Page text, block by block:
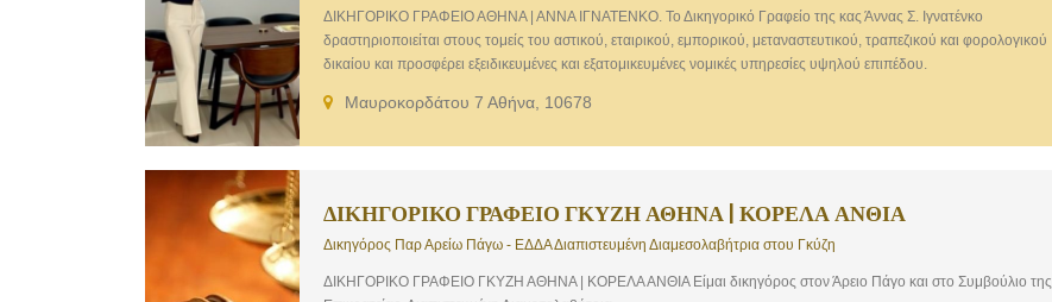
ΔΙΚΗΓΟΡΙΚΟ ΓΡΑΦΕΙΟ ΑΘΗΝΑ | ΑΝΝΑ ΙΓΝΑΤΕΝΚΟ. Το Δικηγορικό Γραφείο της κας Άννας Σ. Ιγνατένκο
δραστηριοποιείται στους τομείς του αστικού, εταιρικού, εμπορικού, μεταναστευτικού, τραπεζικού και φορολογικού
δικαίου και προσφέρει εξειδικευμένες και εξατομικευμένες νομικές υπηρεσίες υψηλού επιπέδου.
Μαυροκορδάτου 7 Αθήνα, 10678
ΔΙΚΗΓΟΡΙΚΟ ΓΡΑΦΕΙΟ ΓΚΥΖΗ ΑΘΗΝΑ | ΚΟΡΕΛΑ ΑΝΘΙΑ
Δικηγόρος Παρ Αρείω Πάγω - ΕΔΔΑ Διαπιστευμένη Διαμεσολαβήτρια στου Γκύζη
ΔΙΚΗΓΟΡΙΚΟ ΓΡΑΦΕΙΟ ΓΚΥΖΗ ΑΘΗΝΑ | ΚΟΡΕΛΑ ΑΝΘΙΑ Είμαι δικηγόρος στον Άρειο Πάγο και στο Συμβούλιο της